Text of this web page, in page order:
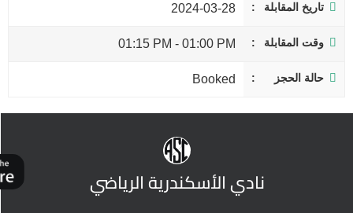
تاريخ المقابلة 2024-03-28
وقت المقابلة 01:00 PM
-
01:15 PM
حالة الحجز Booked
نادي الأسكندرية الرياضي